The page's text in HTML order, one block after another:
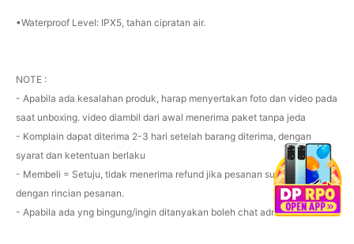
•Waterproof Level: IPX5, tahan cipratan air.
NOTE :
- Apabila ada kesalahan produk, harap menyertakan foto dan video pada
saat unboxing. video diambil dari awal menerima paket tanpa jeda
- Komplain dapat diterima 2-3 hari setelah barang diterima, dengan
syarat dan ketentuan berlaku
- Membeli = Setuju, tidak menerima refund jika pesanan sudah sesuai
dengan rincian pesanan.
- Apabila ada yng bingung/ingin ditanyakan boleh chat admin😊